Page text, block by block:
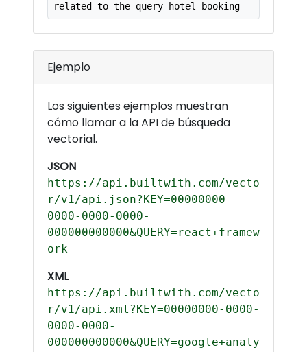
related to the query hotel booking
Ejemplo
Los siguientes ejemplos muestran
cómo llamar a la API de búsqueda
vectorial.
JSON
https://api.builtwith.com/vecto
r/v1/api.json?KEY=00000000-
0000-0000-0000-
000000000000&QUERY=react+framew
ork
XML
https://api.builtwith.com/vecto
r/v1/api.xml?KEY=00000000-0000-
0000-0000-
000000000000&QUERY=google+analy